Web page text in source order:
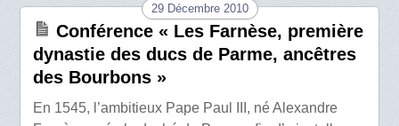
29 Décembre 2010
Conférence « Les Farnèse, première
dynastie des ducs de Parme, ancêtres
des Bourbons »
En 1545, l’ambitieux Pape Paul III, né Alexandre